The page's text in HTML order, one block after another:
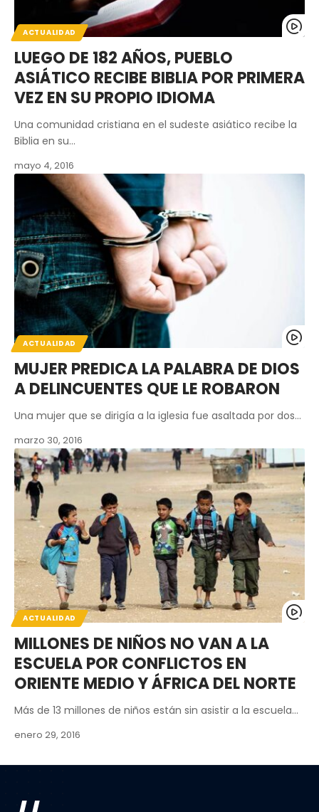
ACTUALIDAD
LUEGO DE 182 AÑOS, PUEBLO
ASIÁTICO RECIBE BIBLIA POR PRIMERA
VEZ EN SU PROPIO IDIOMA
Una comunidad cristiana en el sudeste asiático recibe la
Biblia en su…
mayo 4, 2016
ACTUALIDAD
MUJER PREDICA LA PALABRA DE DIOS
A DELINCUENTES QUE LE ROBARON
Una mujer que se dirigía a la iglesia fue asaltada por dos…
marzo 30, 2016
ACTUALIDAD
MILLONES DE NIÑOS NO VAN A LA
ESCUELA POR CONFLICTOS EN
ORIENTE MEDIO Y ÁFRICA DEL NORTE
Más de 13 millones de niños están sin asistir a la escuela…
enero 29, 2016